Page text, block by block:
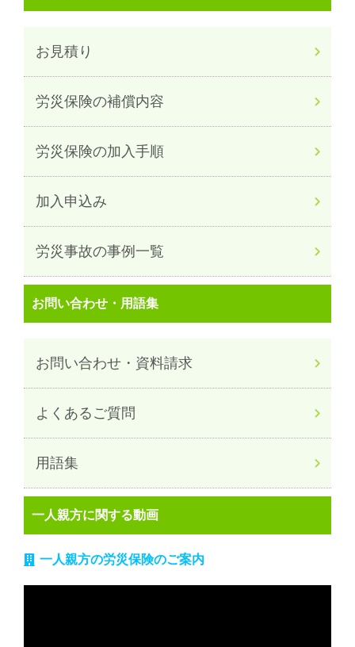
お見積り
労災保険の補償内容
労災保険の加入手順
加入申込み
労災事故の事例一覧
お問い合わせ・用語集
お問い合わせ・資料請求
よくあるご質問
用語集
一人親方に関する動画
一人親方の労災保険のご案内